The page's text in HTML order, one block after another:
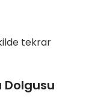
tekrar
Dolgusu